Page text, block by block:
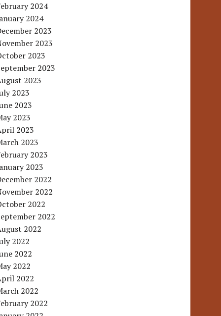
2024
2024
2023
2023
2023
2023
2023
2023
2023
2023
2023
2023
2023
2023
2022
2022
2022
2022
2022
2022
2022
2022
2022
2022
2022